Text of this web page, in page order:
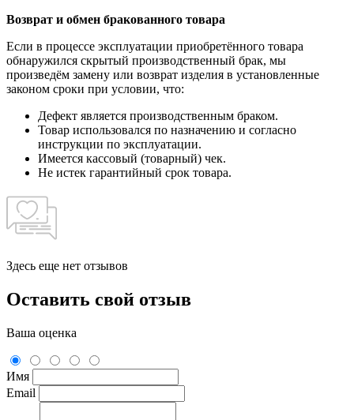
Возврат и обмен бракованного товара
Если в процессе эксплуатации приобретённого товара
обнаружился скрытый производственный брак, мы
произведём замену или возврат изделия в установленные
законом сроки при условии, что:
Дефект является производственным браком.
Товар использовался по назначению и согласно
инструкции по эксплуатации.
Имеется кассовый (товарный) чек.
Не истек гарантийный срок товара.
Здесь еще нет отзывов
Оставить свой отзыв
Ваша оценка
Имя
Email